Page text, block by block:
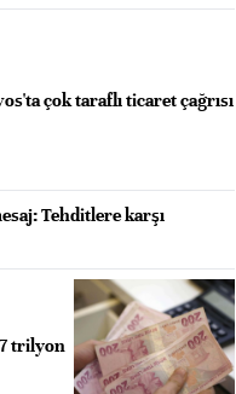
çok taraflı ticaret çağrısı
Tehditlere karşı
trilyon